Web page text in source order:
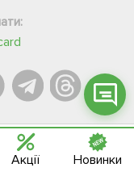
права захищені
Онлайн чат
Акції Новинки